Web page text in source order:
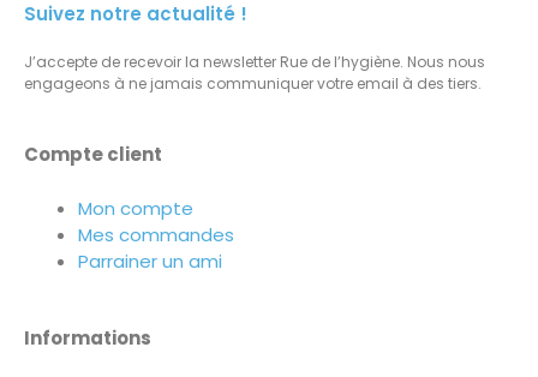
Suivez notre actualité !
J’accepte de recevoir la newsletter Rue de l’hygiène. Nous nous
engageons à ne jamais communiquer votre email à des tiers.
Compte client
Mon compte
Mes commandes
Parrainer un ami
Informations